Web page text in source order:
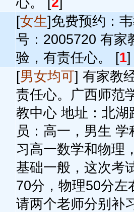
[女生]免费预约：
号：2005720 有家
验，有责任心。 [1]
[男女均可] 有家教
责任心。广西师范
教中心 地址：北湖
员：高一，男生 学
习高一数学和物理
基础一般，这次考
70分，物理50分左
请两个老师分别补